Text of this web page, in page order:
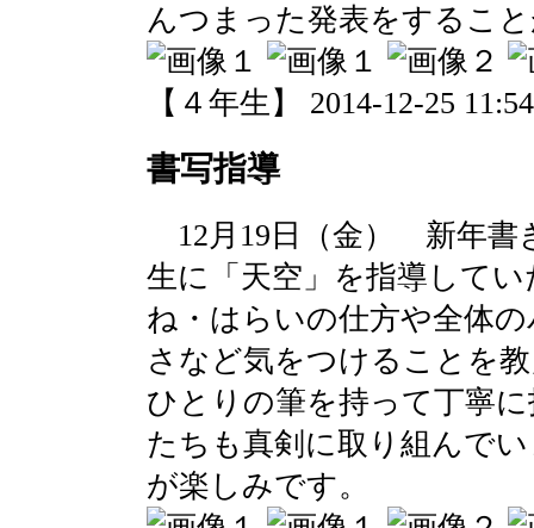
んつまった発表をするこ
【４年生】 2014-12-25
書写指導
12月19日（金） 新年書
生に「天空」を指導して
ね・はらいの仕方や全体
さなど気をつけることを
ひとりの筆を持って丁寧
たちも真剣に取り組んで
が楽しみです。